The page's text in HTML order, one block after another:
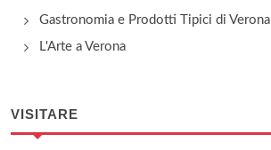
Gastronomia e Prodotti Tipici di Verona
L'Arte a Verona
VISITARE